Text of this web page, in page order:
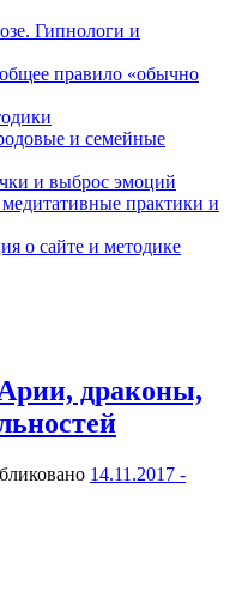
Гипнологи и
правило «обычно
и семейные
и выброс эмоций
практики и
о сайте и методике
драконы,
14.11.2017 -